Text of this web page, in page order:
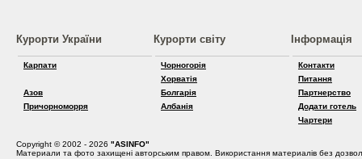
Курорти України
Карпати
Азов
Причорноморря
Курорти світу
Чорногорія
Хорватія
Болгарія
Албанія
Інформація
Контакти
Питання
Партнерство
Додати готель
Чартери
Copyright © 2002 - 2026 "ASINFO"
Материали та фото захищені авторським правом. Використання материалів без